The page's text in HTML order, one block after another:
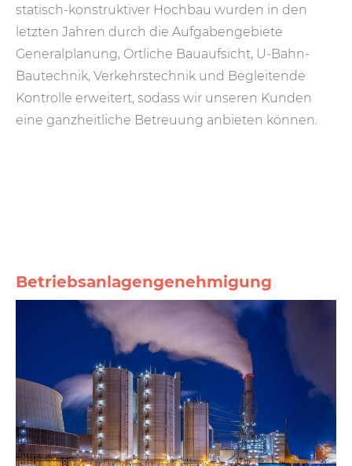
statisch-konstruktiver Hochbau wurden in den
letzten Jahren durch die Aufgabengebiete
Generalplanung, Örtliche Bauaufsicht, U-Bahn-
Bautechnik, Verkehrstechnik und Begleitende
Kontrolle erweitert, sodass wir unseren Kunden
eine ganzheitliche Betreuung anbieten können.
Betriebsanlagengenehmigung